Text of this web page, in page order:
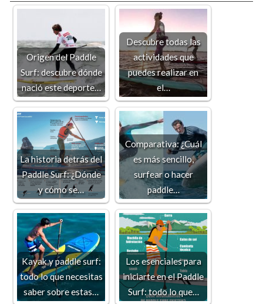
Origen del Paddle
Surf: descubre dónde
nació este deporte…
Descubre todas las
actividades que
puedes realizar en
el…
La historia detrás del
Paddle Surf: ¿Dónde
y cómo se…
Comparativa: ¿Cuál
es más sencillo,
surfear o hacer
paddle…
Kayak y paddle surf:
todo lo que necesitas
saber sobre estas…
Los esenciales para
iniciarte en el Paddle
Surf: todo lo que…